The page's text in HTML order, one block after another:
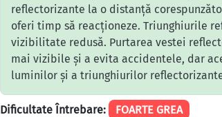
reflectorizante la o distanță
oferi timp să reacționeze. Triunghiurile
vizibilitate redusă. Purtarea vestei
mai vizibile și a evita accidentele, dar
luminilor și a triunghiurilor
Dificultate Întrebare: FOARTE GREA